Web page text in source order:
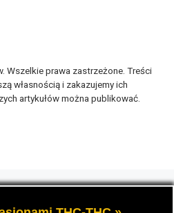
Wszelkie prawa zastrzeżone. Treści
własnością i zakazujemy ich
artykułów można publikować.
marihuany thc, potocznie